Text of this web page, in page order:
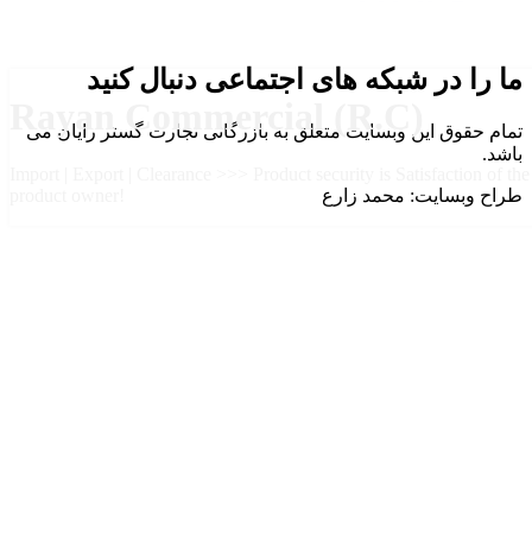
Rayan Commercial (R.C)
ما را در شبکه های اجتماعی دنبال کنید
تمام حقوق این وبسایت متعلق به بازرگانی تجارت گستر رایان می
باشد.
طراح وبسایت: محمد زارع